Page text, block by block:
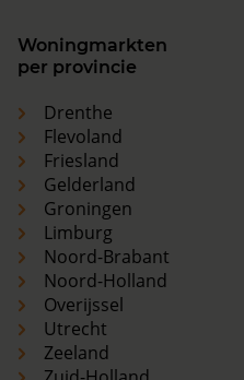
Woningmarkten
per provincie
Drenthe
Flevoland
Friesland
Gelderland
Groningen
Limburg
Noord-Brabant
Noord-Holland
Overijssel
Utrecht
Zeeland